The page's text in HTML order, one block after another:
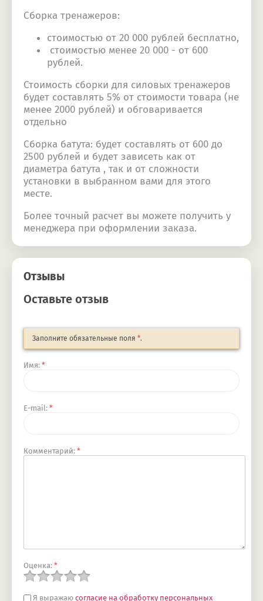
Сборка тренажеров:
стоимостью от 20 000 рублей бесплатно,
стоимостью менее 20 000 - от 600
рублей.
Стоимость сборки для силовых тренажеров
будет составлять 5% от стоимости товара (не
менее 2000 рублей) и обговаривается
отдельно
Сборка батута: будет составлять от 600 до
2500 рублей и будет зависеть как от
диаметра батута , так и от сложности
установки в выбранном вами для этого
месте.
Более точный расчет вы можете получить у
менеджера при оформлении заказа.
Отзывы
Оставьте отзыв
Заполните обязательные поля *.
Имя: *
E-mail: *
Комментарий: *
Оценка: *
Я выражаю согласие на обработку персональных